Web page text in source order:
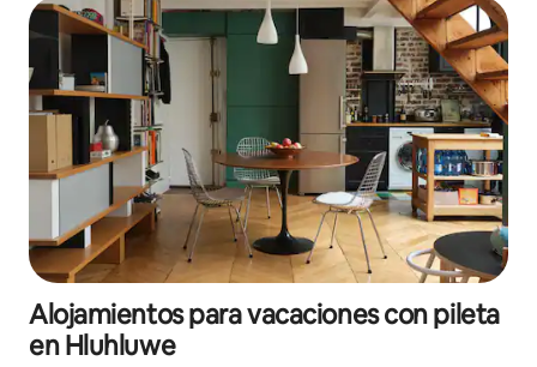
Alojamientos para vacaciones con pileta
en Hluhluwe